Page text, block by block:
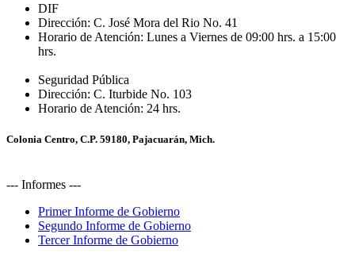
DIF
Dirección: C. José Mora del Rio No. 41
Horario de Atención: Lunes a Viernes de 09:00 hrs. a 15:00
hrs.
Seguridad Pública
Dirección: C. Iturbide No. 103
Horario de Atención: 24 hrs.
Colonia Centro, C.P. 59180, Pajacuarán, Mich.
--- Informes ---
Primer Informe de Gobierno
Segundo Informe de Gobierno
Tercer Informe de Gobierno